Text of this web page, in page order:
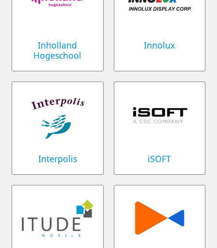
Inholland
Hogeschool
Innolux
Interpolis iSOFT